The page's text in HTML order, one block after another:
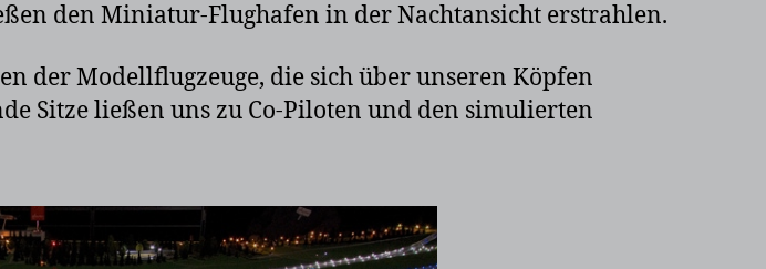
den Miniatur-Flughafen in der Nachtansicht erstrahlen.
der Modellflugzeuge, die sich über unseren Köpfen
Sitze ließen uns zu Co-Piloten und den simulierten